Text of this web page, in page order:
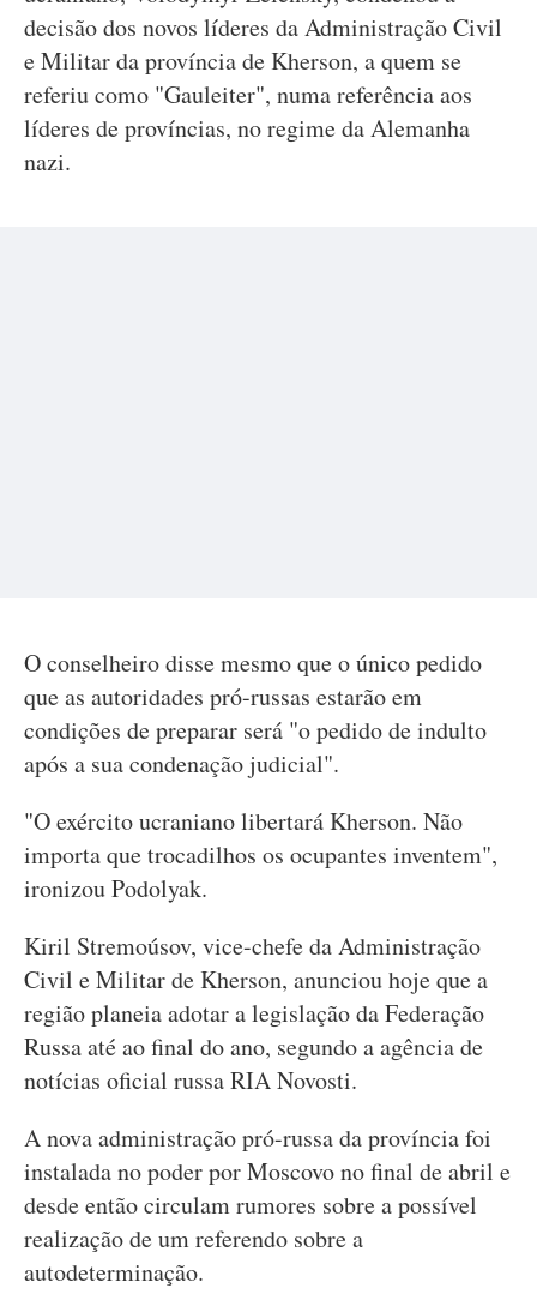
decisão dos novos líderes da Administração Civil
e Militar da província de Kherson, a quem se
referiu como "Gauleiter", numa referência aos
líderes de províncias, no regime da Alemanha
nazi.
O conselheiro disse mesmo que o único pedido
que as autoridades pró-russas estarão em
condições de preparar será "o pedido de indulto
após a sua condenação judicial".
"O exército ucraniano libertará Kherson. Não
importa que trocadilhos os ocupantes inventem",
ironizou Podolyak.
Kiril Stremoúsov, vice-chefe da Administração
Civil e Militar de Kherson, anunciou hoje que a
região planeia adotar a legislação da Federação
Russa até ao final do ano, segundo a agência de
notícias oficial russa RIA Novosti.
A nova administração pró-russa da província foi
instalada no poder por Moscovo no final de abril e
desde então circulam rumores sobre a possível
realização de um referendo sobre a
autodeterminação.